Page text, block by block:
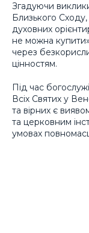
Згадуючи
Близького Сходу,
духовних
не можна
через
цінностям.
Під час
Всіх Святих у
та вірних є
та церковним
умовах